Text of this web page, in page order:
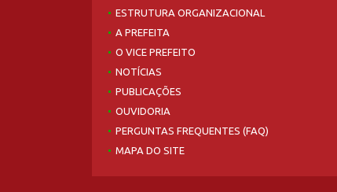
ESTRUTURA ORGANIZACIONAL
A PREFEITA
O VICE PREFEITO
NOTÍCIAS
PUBLICAÇÕES
OUVIDORIA
PERGUNTAS FREQUENTES (FAQ)
MAPA DO SITE